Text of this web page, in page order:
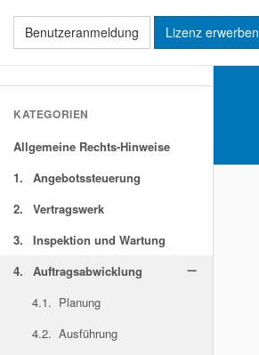
Benutzeranmeldung Lizenz erwerben
KATEGORIEN
Allgemeine Rechts-Hinweise
1.
Angebotssteuerung
2.
Vertragswerk
3.
Inspektion und Wartung
4.
Auftragsabwicklung remove
4.1. Planung
4.2. Ausführung